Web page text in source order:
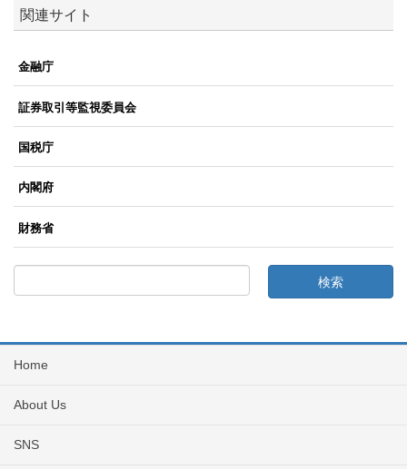
関連サイト
金融庁
証券取引等監視委員会
国税庁
内閣府
財務省
Home
About Us
SNS